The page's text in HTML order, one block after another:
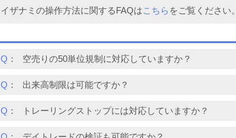
イザナミの操作方法に関するFAQはこちら をご覧ください。
Q ： 空売りの50単位規制に対応していますか？
Q ： 出来高制限は可能ですか？
Q ： トレーリングストップには対応していますか？